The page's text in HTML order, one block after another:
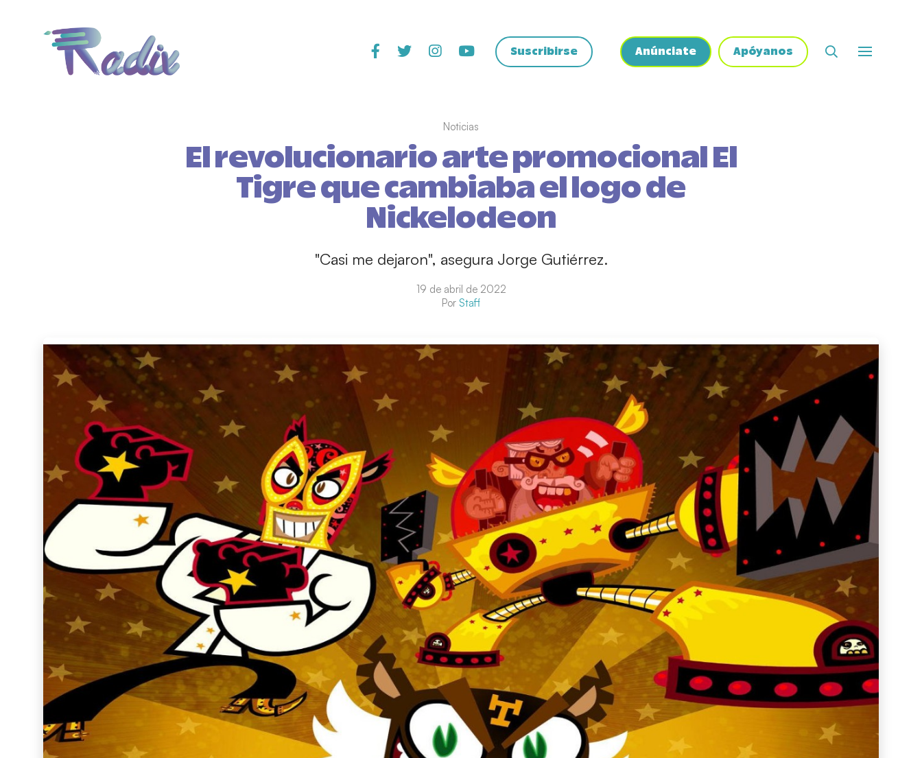
Suscribirse Anúnciate Apóyanos
Noticias
El revolucionario arte promocional El
Tigre que cambiaba el logo de
Nickelodeon
"Casi me dejaron", asegura Jorge Gutiérrez.
19 de abril de 2022
Por Staff